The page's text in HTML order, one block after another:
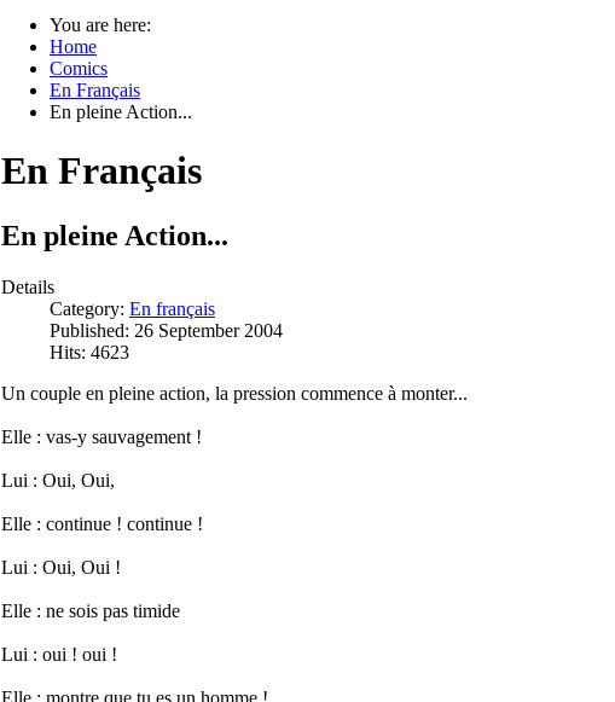
You are here:
Home
Comics
En Français
En pleine Action...
En Français
En pleine Action...
Details
Category: En français
Published: 26 September 2004
Hits: 4623
Un couple en pleine action, la pression commence à monter...
Elle : vas-y sauvagement !
Lui : Oui, Oui,
Elle : continue ! continue !
Lui : Oui, Oui !
Elle : ne sois pas timide
Lui : oui ! oui !
Elle : montre que tu es un homme !